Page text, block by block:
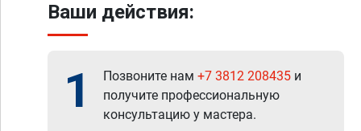
Ваши действия:
1 Позвоните нам +7 3812 208435 и
получите профессиональную
консультацию у мастера.